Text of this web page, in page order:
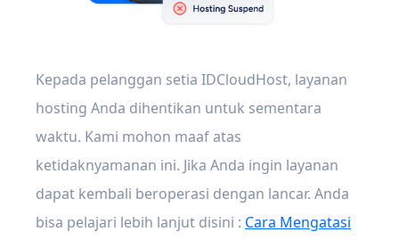
Kepada pelanggan setia IDCloudHost, layanan
hosting Anda dihentikan untuk sementara
waktu. Kami mohon maaf atas
ketidaknyamanan ini. Jika Anda ingin layanan
dapat kembali beroperasi dengan lancar. Anda
bisa pelajari lebih lanjut disini : Cara Mengatasi